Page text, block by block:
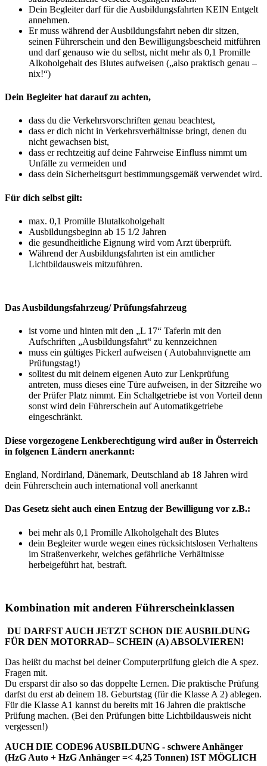
Dein Begleiter darf für die Ausbildungsfahrten KEIN Entgelt
annehmen.
Er muss während der Ausbildungsfahrt neben dir sitzen,
seinen Führerschein und den Bewilligungsbescheid mitführen
und darf genauso wie du selbst, nicht mehr als 0,1 Promille
Alkoholgehalt des Blutes aufweisen („also praktisch genau –
nix!“)
Dein Begleiter hat darauf zu achten,
dass du die Verkehrsvorschriften genau beachtest,
dass er dich nicht in Verkehrsverhältnisse bringt, denen du
nicht gewachsen bist,
dass er rechtzeitig auf deine Fahrweise Einfluss nimmt um
Unfälle zu vermeiden und
dass dein Sicherheitsgurt bestimmungsgemäß verwendet wird.
Für dich selbst gilt:
max. 0,1 Promille Blutalkoholgehalt
Ausbildungsbeginn ab 15 1/2 Jahren
die gesundheitliche Eignung wird vom Arzt überprüft.
Während der Ausbildungsfahrten ist ein amtlicher
Lichtbildausweis mitzuführen.
Das Ausbildungsfahrzeug/ Prüfungsfahrzeug
ist vorne und hinten mit den „L 17“ Taferln mit den
Aufschriften „Ausbildungsfahrt“ zu kennzeichnen
muss ein gültiges Pickerl aufweisen ( Autobahnvignette am
Prüfungstag!)
solltest du mit deinem eigenen Auto zur Lenkprüfung
antreten, muss dieses eine Türe aufweisen, in der Sitzreihe wo
der Prüfer Platz nimmt. Ein Schaltgetriebe ist von Vorteil denn
sonst wird dein Führerschein auf Automatikgetriebe
eingeschränkt.
Diese vorgezogene Lenkberechtigung wird außer in Österreich
in folgenen Ländern anerkannt:
England, Nordirland, Dänemark, Deutschland ab 18 Jahren wird
dein Führerschein auch international voll anerkannt
Das Gesetz sieht auch einen Entzug der Bewilligung vor z.B.:
bei mehr als 0,1 Promille Alkoholgehalt des Blutes
dein Begleiter wurde wegen eines rücksichtslosen Verhaltens
im Straßenverkehr, welches gefährliche Verhältnisse
herbeigeführt hat, bestraft.
Kombination mit anderen Führerscheinklassen
DU DARFST AUCH JETZT SCHON DIE AUSBILDUNG
FÜR DEN MOTORRAD– SCHEIN (A) ABSOLVIEREN!
Das heißt du machst bei deiner Computerprüfung gleich die A spez.
Fragen mit.
Du ersparst dir also so das doppelte Lernen. Die praktische Prüfung
darfst du erst ab deinem 18. Geburtstag (für die Klasse A 2) ablegen.
Für die Klasse A1 kannst du bereits mit 16 Jahren die praktische
Prüfung machen. (Bei den Prüfungen bitte Lichtbildausweis nicht
vergessen!)
AUCH DIE CODE96 AUSBILDUNG - schwere Anhänger
(HzG Auto + HzG Anhänger =< 4,25 Tonnen) IST MÖGLICH